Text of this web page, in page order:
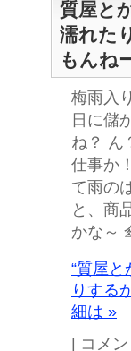
質屋と
濡れた
もんね
梅雨入
日に儲
ね？
仕事か
て雨の
と、商
かな～
“質屋
りする
細は »
| コメ